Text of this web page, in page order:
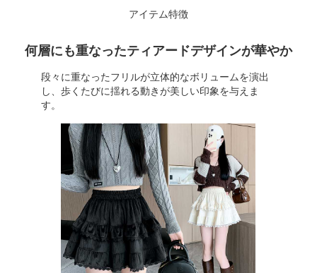
アイテム特徴
何層にも重なったティアードデザインが華やか
段々に重なったフリルが立体的なボリュームを演出
し、歩くたびに揺れる動きが美しい印象を与えま
す。